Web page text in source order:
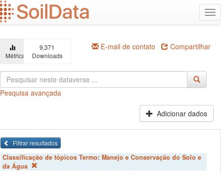
Ir
para
o
principal
Métricas
9,371
Downloads
E-mail de contato Compartilhar
Pesquisa avançada
Adicionar dados
Filtrar resultados
Classificação de tópicos Termo: Manejo e Conservação do Solo e
da Água